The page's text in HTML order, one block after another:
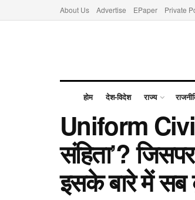
About Us Advertise EPaper Private
होम देश-विदेश राज्य
Uniform Civil
संहिता’?
इसके बारे में